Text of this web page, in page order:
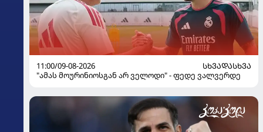
11:00/09-08-2026
ᲡᲮᲕᲐᲓᲐᲡᲮᲕᲐ
"ამას მოურინიოსგან არ ველოდი" - ფედე ვალვერდე